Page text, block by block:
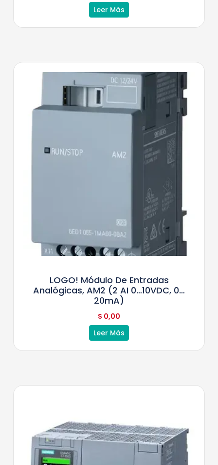
Leer Más
LOGO! Módulo De Entradas
Analógicas, AM2 (2 AI 0…10VDC, 0…
20mA)
$ 0,00
Leer Más